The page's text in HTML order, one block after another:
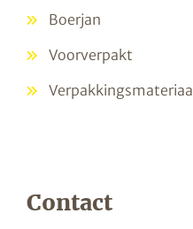
Boerjan
Voorverpakt
Verpakkingsmateriaal
Contact